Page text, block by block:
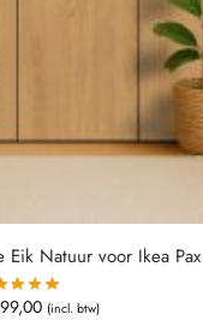
Natuur voor Ikea
99,00 (incl. btw)